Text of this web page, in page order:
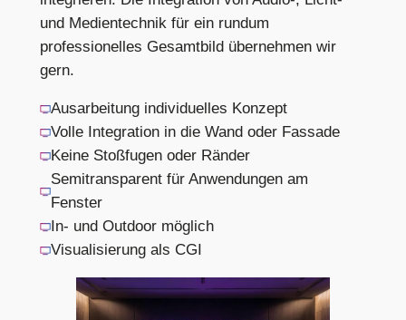
und Medientechnik für ein rundum
professionelles Gesamtbild übernehmen wir
gern.
Ausarbeitung individuelles Konzept
Volle Integration in die Wand oder Fassade
Keine Stoßfugen oder Ränder
Semitransparent für Anwendungen am
Fenster
In- und Outdoor möglich
Visualisierung als CGI